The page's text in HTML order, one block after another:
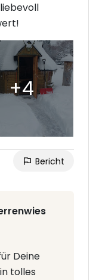
Bericht
Deine
tolles